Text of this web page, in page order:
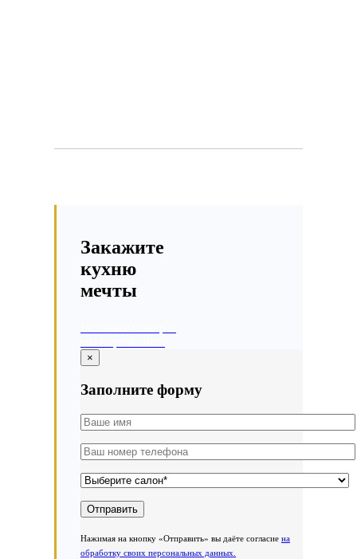
Закажите
кухню
мечты
×
Заполните форму
Нажимая на кнопку «Отправить» вы даёте согласие на
обработку своих персональных данных.